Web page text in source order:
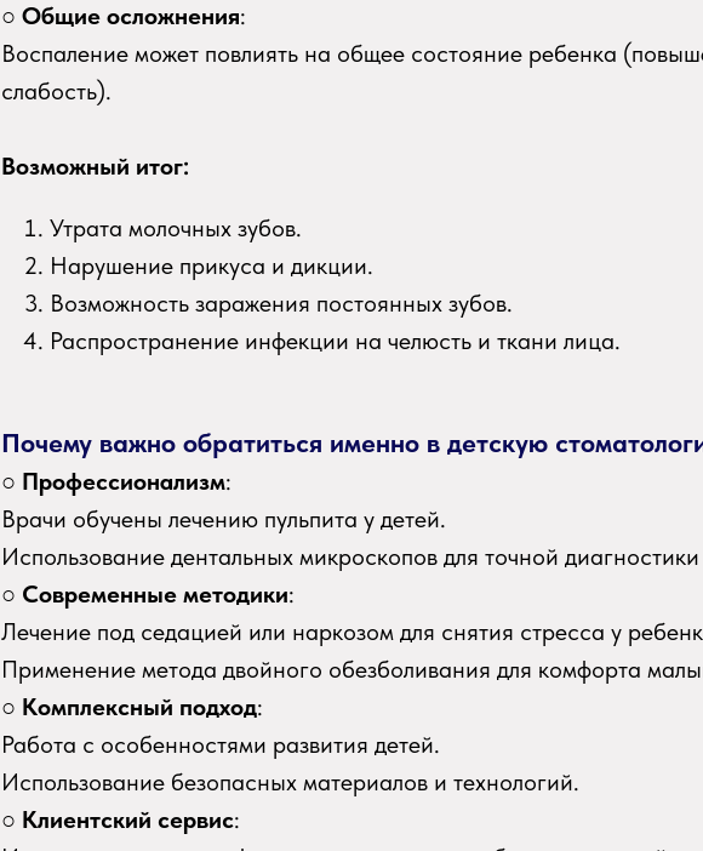
○ Общие осложнения:
Воспаление может повлиять на общее состояние ребенка
слабость).
Возможный итог:
Утрата молочных зубов.
Нарушение прикуса и дикции.
Возможность заражения постоянных зубов.
Распространение инфекции на челюсть и ткани лица.
Почему важно обратиться именно в детскую
○ Профессионализм:
Врачи обучены лечению пульпита у детей.
Использование дентальных микроскопов для точной
○ Современные методики:
Лечение под седацией или наркозом для снятия стресса у
Применение метода двойного обезболивания для комфорта
○ Комплексный подход:
Работа с особенностями развития детей.
Использование безопасных материалов и технологий.
○ Клиентский сервис: